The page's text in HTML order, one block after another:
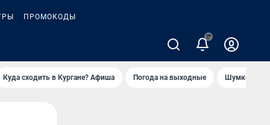
ПРОМОКОДЫ
Куда сходить в Кургане? Афиша Погода на выходные Шумков в